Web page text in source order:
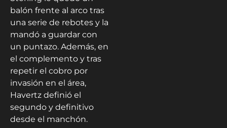
balón frente al arco tras
una serie de rebotes y la
mandó a guardar con
un puntazo. Además, en
el complemento y tras
repetir el cobro por
invasión en el área,
Havertz definió el
segundo y definitivo
desde el manchón.